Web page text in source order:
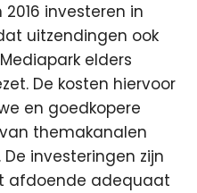
2016 investeren in
uitzendingen ook
elders
De kosten hiervoor
en goedkopere
themakanalen
investeringen zijn
afdoende adequaat